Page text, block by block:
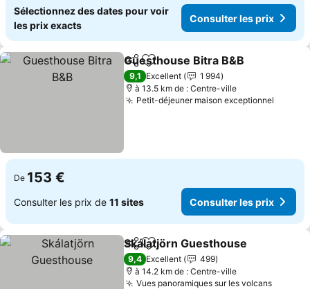
Sélectionnez des dates pour voir
les prix exacts
Consulter les prix
PartagerAjouter à mes favoris
Guesthouse Bitra B&B
9,1 Excellent
1 994
à 13.5 km de : Centre-ville
Petit-déjeuner maison exceptionnel
De 153 €
Consulter les prix de 11 sites Consulter les prix
PartagerAjouter à mes favoris
Skálatjörn Guesthouse
9,4 Excellent
499
à 14.2 km de : Centre-ville
Vues panoramiques sur les volcans